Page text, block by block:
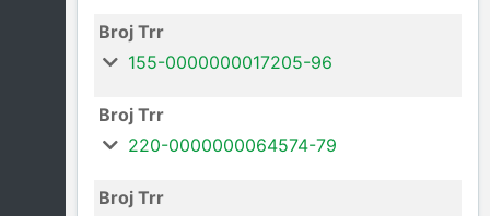
Broj Trr
155-0000000017205-96
Broj Trr
220-0000000064574-79
Broj Trr